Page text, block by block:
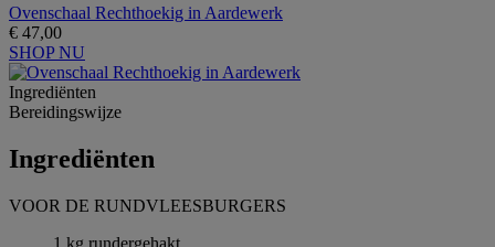
Ovenschaal Rechthoekig in Aardewerk
€ 47,00
SHOP NU
Ingrediёnten
Bereidingswijze
Ingrediёnten
VOOR DE RUNDVLEESBURGERS
1 kg rundergehakt